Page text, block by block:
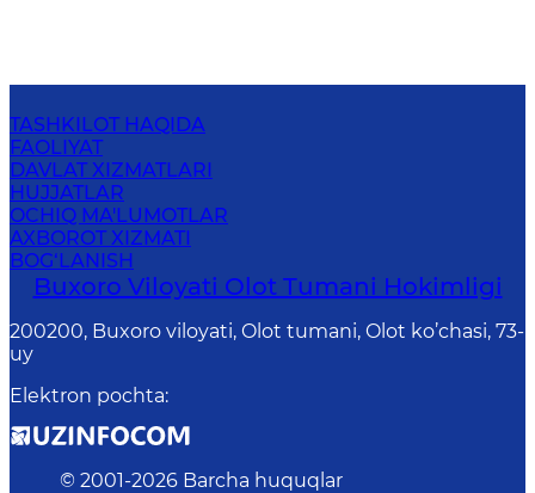
TASHKILOT HAQIDA
FAOLIYAT
DAVLAT XIZMATLARI
HUJJATLAR
OCHIQ MA'LUMOTLAR
AXBOROT XIZMATI
BOG‘LANISH
Buxoro Viloyati Olot Tumani Hokimligi
200200, Buxoro viloyati, Olot tumani, Olot ko’chasi, 73-
uy
Elektron pochta:
© 2001-2026 Barcha huquqlar